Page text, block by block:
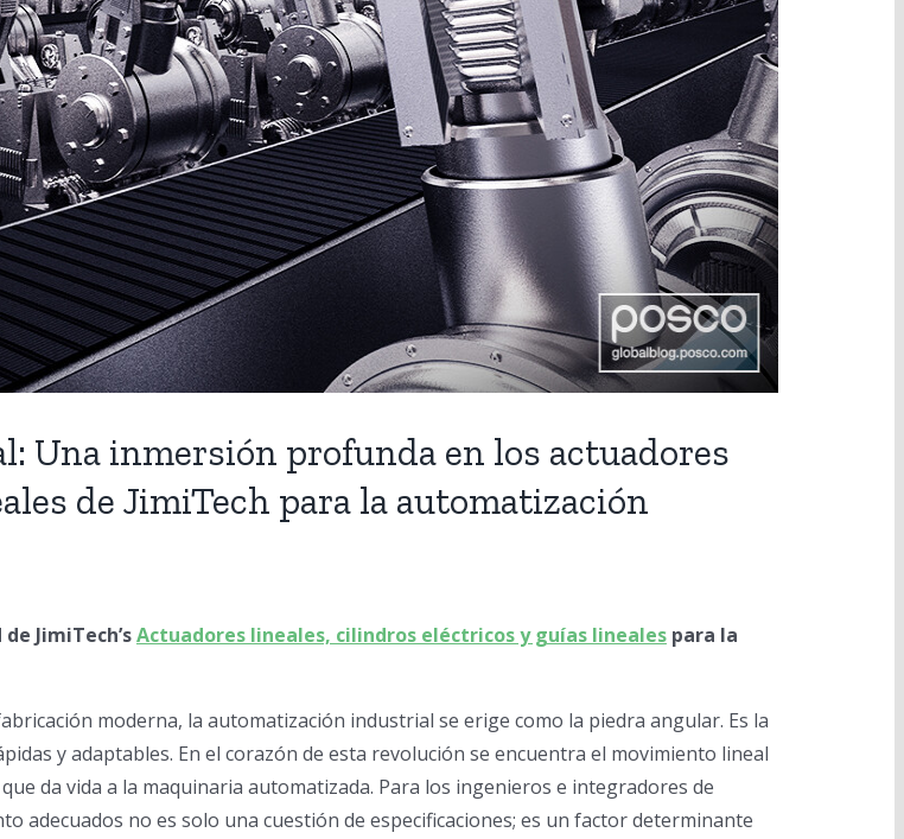
inmersión profunda en los actuadores
de JimiTech para la automatización
JimiTech’sActuadores lineales, cilindros eléctricos y guías linealespara la
moderna, la automatización industrial se erige como la piedra angular. Es la
y adaptables. En el corazón de esta revolución se encuentra el movimiento lineal
da vida a la maquinaria automatizada. Para los ingenieros e integradores de
adecuados no es solo una cuestión de especificaciones; es un factor determinante